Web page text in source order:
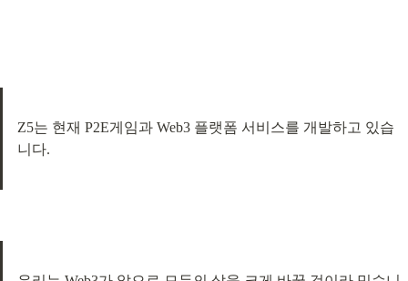
Z5는 현재 P2E게임과 Web3 플랫폼 서비스를 개발하고 있습
니다.